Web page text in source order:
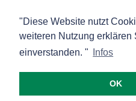
– Werbung
– Mehr über unsere Experten
"Diese Website nutzt
weiteren Nutzung erklären
einverstanden. "
Infos
OK